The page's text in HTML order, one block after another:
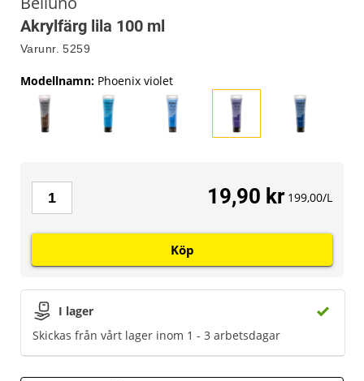
Akrylfärg lila 100 ml
Varunr. 5259
Modellnamn: Phoenix violet
I lager
Skickas från vårt lager inom 1 - 3 arbetsdagar
19,90 kr 199,00/L
Köp